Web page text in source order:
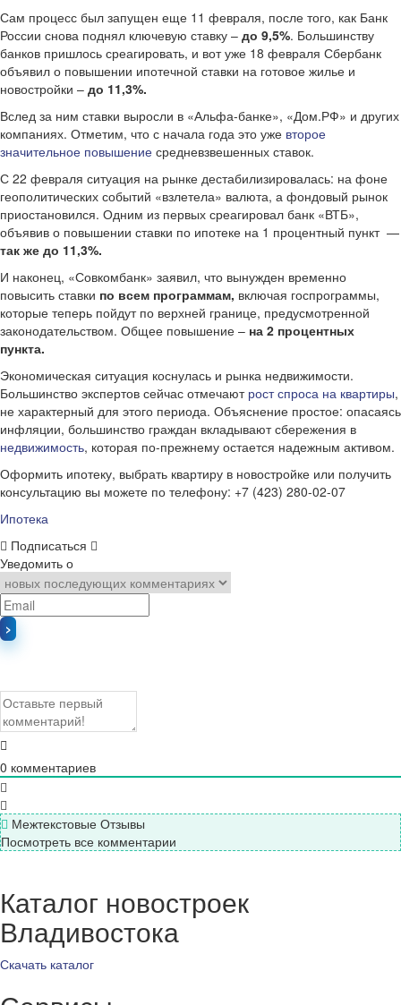
Сам процесс был запущен еще 11 февраля, после того, как Банк
России снова поднял ключевую ставку – до 9,5%. Большинству
банков пришлось среагировать, и вот уже 18 февраля Сбербанк
объявил о повышении ипотечной ставки на готовое жилье и
новостройки – до 11,3%.
Вслед за ним ставки выросли в «Альфа-банке», «Дом.РФ» и других
компаниях. Отметим, что с начала года это уже второе
значительное повышение средневзвешенных ставок.
С 22 февраля ситуация на рынке дестабилизировалась: на фоне
геополитических событий «взлетела» валюта, а фондовый рынок
приостановился. Одним из первых среагировал банк «ВТБ»,
объявив о повышении ставки по ипотеке на 1 процентный пункт —
так же до 11,3%.
И наконец, «Совкомбанк» заявил, что вынужден временно
повысить ставки по всем программам, включая госпрограммы,
которые теперь пойдут по верхней границе, предусмотренной
законодательством. Общее повышение – на 2 процентных
пункта.
Экономическая ситуация коснулась и рынка недвижимости.
Большинство экспертов сейчас отмечают рост спроса на квартиры,
не характерный для этого периода. Объяснение простое: опасаясь
инфляции, большинство граждан вкладывают сбережения в
недвижимость, которая по-прежнему остается надежным активом.
Оформить ипотеку, выбрать квартиру в новостройке или получить
консультацию вы можете по телефону: +7 (423) 280-02-07
Ипотека
Подписаться
Уведомить о
0 комментариев
Межтекстовые Отзывы
Посмотреть все комментарии
Каталог новостроек
Владивостока
Скачать каталог